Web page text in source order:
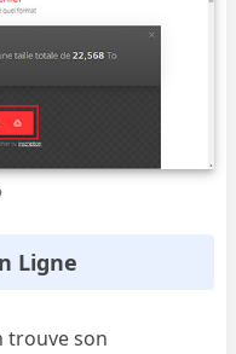
Ligne
trouve son